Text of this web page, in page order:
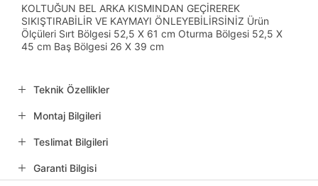
KOLTUĞUN BEL ARKA KISMINDAN GEÇİREREK
SIKIŞTIRABİLİR VE KAYMAYI ÖNLEYEBİLİRSİNİZ Ürün
Ölçüleri Sırt Bölgesi 52,5 X 61 cm Oturma Bölgesi 52,5 X
45 cm Baş Bölgesi 26 X 39 cm
Teknik Özellikler
Montaj Bilgileri
Teslimat Bilgileri
Garanti Bilgisi